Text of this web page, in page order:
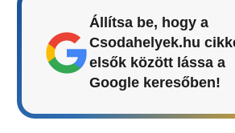
Állítsa be, hogy a
Csodahelyek.hu
elsők között lássa a
Google keresőben!